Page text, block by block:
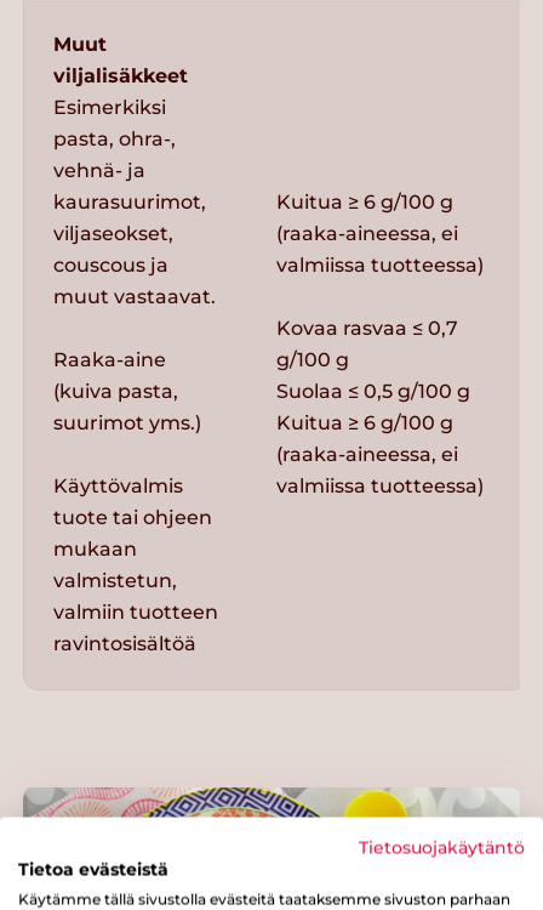
Muut
viljalisäkkeet
Esimerkiksi
pasta, ohra-,
vehnä- ja
kaurasuurimot,
viljaseokset,
couscous ja
muut vastaavat.
Raaka-aine
(kuiva pasta,
suurimot yms.)
Käyttövalmis
tuote tai ohjeen
mukaan
valmistetun,
valmiin tuotteen
ravintosisältöä
Kuitua ≥ 6 g/100 g
(raaka-aineessa, ei
valmiissa tuotteessa)
Kovaa rasvaa ≤ 0,7
g/100 g
Suolaa ≤ 0,5 g/100 g
Kuitua ≥ 6 g/100 g
(raaka-aineessa, ei
valmiissa tuotteessa)
Tietosuojakäytäntö
Tietoa evästeistä
Käytämme tällä sivustolla evästeitä taataksemme sivuston parhaan